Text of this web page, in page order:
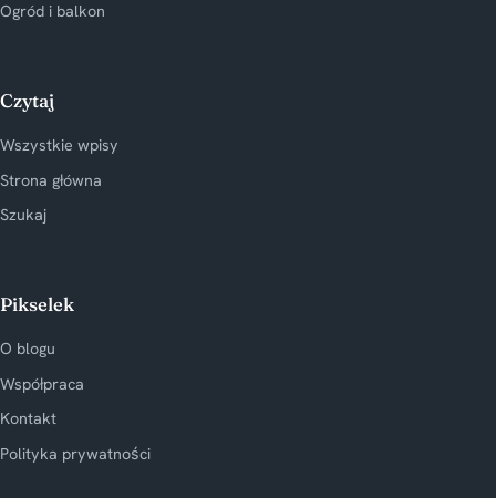
Ogród i balkon
Czytaj
Wszystkie wpisy
Strona główna
Szukaj
Pikselek
O blogu
Współpraca
Kontakt
Polityka prywatności